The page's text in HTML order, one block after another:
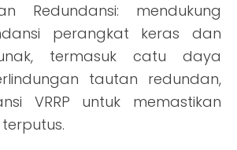
Redundansi: mendukung
perangkat keras dan
termasuk catu daya
tautan redundan,
VRRP untuk memastikan